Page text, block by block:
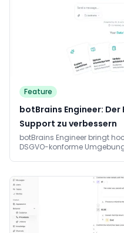
Feature
botBrains Engineer:
Support zu verbessern
botBrains Engineer bringt
DSGVO-konforme
wochenlang auf